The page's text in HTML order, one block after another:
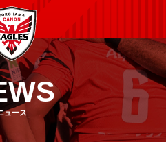
ュース